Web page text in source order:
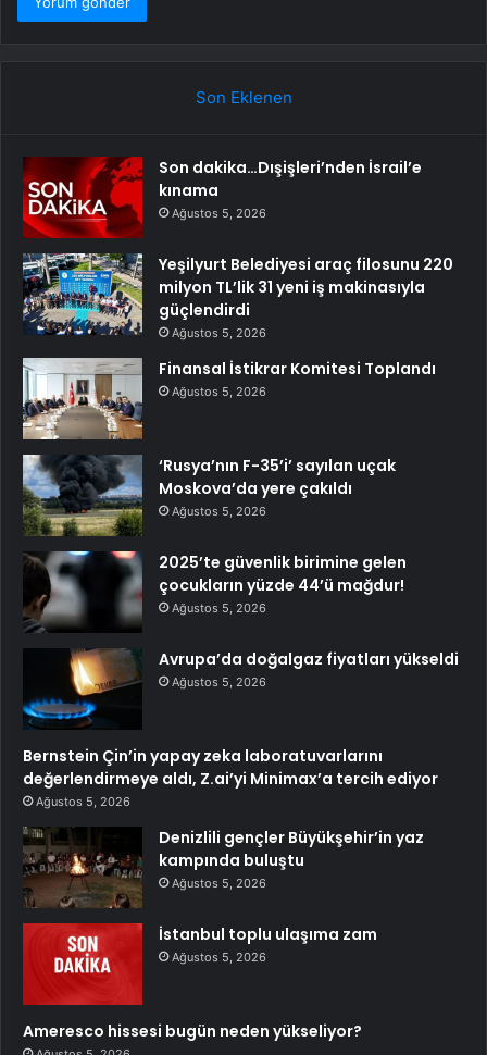
Son Eklenen
Son dakika…Dışişleri’nden İsrail’e
kınama
Ağustos 5, 2026
Yeşilyurt Belediyesi araç filosunu 220
milyon TL’lik 31 yeni iş makinasıyla
güçlendirdi
Ağustos 5, 2026
Finansal İstikrar Komitesi Toplandı
Ağustos 5, 2026
‘Rusya’nın F-35’i’ sayılan uçak
Moskova’da yere çakıldı
Ağustos 5, 2026
2025’te güvenlik birimine gelen
çocukların yüzde 44’ü mağdur!
Ağustos 5, 2026
Avrupa’da doğalgaz fiyatları yükseldi
Ağustos 5, 2026
Bernstein Çin’in yapay zeka laboratuvarlarını
değerlendirmeye aldı, Z.ai’yi Minimax’a tercih ediyor
Ağustos 5, 2026
Denizlili gençler Büyükşehir’in yaz
kampında buluştu
Ağustos 5, 2026
İstanbul toplu ulaşıma zam
Ağustos 5, 2026
Ameresco hissesi bugün neden yükseliyor?